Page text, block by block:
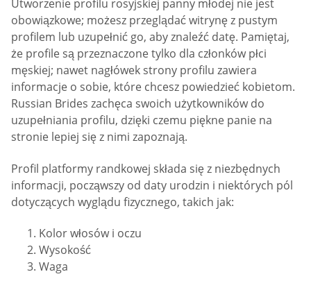
Utworzenie profilu rosyjskiej panny młodej nie jest
obowiązkowe; możesz przeglądać witrynę z pustym
profilem lub uzupełnić go, aby znaleźć datę. Pamiętaj,
że profile są przeznaczone tylko dla członków płci
męskiej; nawet nagłówek strony profilu zawiera
informacje o sobie, które chcesz powiedzieć kobietom.
Russian Brides zachęca swoich użytkowników do
uzupełniania profilu, dzięki czemu piękne panie na
stronie lepiej się z nimi zapoznają.
Profil platformy randkowej składa się z niezbędnych
informacji, począwszy od daty urodzin i niektórych pól
dotyczących wyglądu fizycznego, takich jak:
Kolor włosów i oczu
Wysokość
Waga